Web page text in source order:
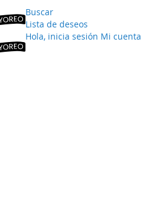
Buscar
Lista de deseos
Hola, inicia sesión Mi cuenta